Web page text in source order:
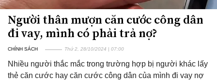
Người thân mượn căn cước công dân
đi vay, mình có phải trả nợ?
CHÍNH SÁCH Thứ 2, 28/10/2024 | 07:00
Nhiều người thắc mắc trong trường hợp bị người khác lấy
thẻ căn cước hay căn cước công dân của mình đi vay nợ